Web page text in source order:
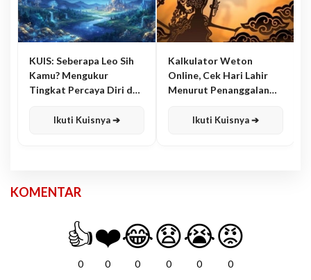
KUIS: Seberapa Leo Sih
Kamu? Mengukur
Tingkat Percaya Diri dan
Ikuti Kuisnya ➔
Kalkulator Weton
Online, Cek Hari Lahir
Menurut Penanggalan
Ikuti Kuisnya ➔
KOMENTAR
👍
0
❤️
0
😂
0
😧
0
😭
0
😡
0